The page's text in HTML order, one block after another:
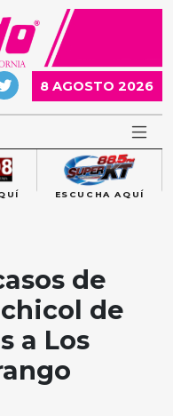
8 AGOSTO 2026
ESCUCHA AQUÍ
de
de
a Los